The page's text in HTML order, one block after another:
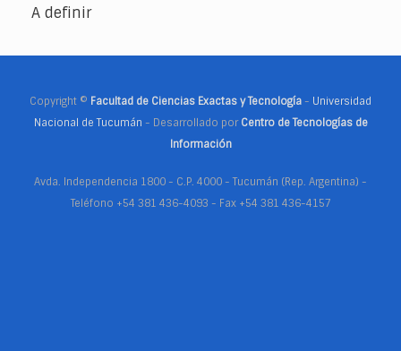
A de­fi­nir
Copyright © Facultad de Ciencias Exactas y Tecnología - Universidad
Nacional de Tucumán - Desarrollado por Centro de Tecnologías de
Información
Avda. Independencia 1800 - C.P. 4000 - Tucumán (Rep. Argentina) -
Teléfono +54 381 436-4093 - Fax +54 381 436-4157